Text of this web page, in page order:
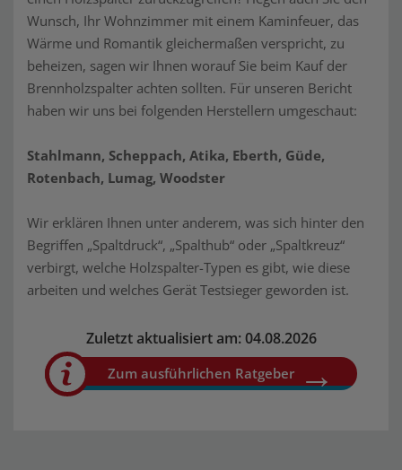
Wunsch, Ihr Wohnzimmer mit einem Kaminfeuer, das
Wärme und Romantik gleichermaßen verspricht, zu
beheizen, sagen wir Ihnen worauf Sie beim Kauf der
Brennholzspalter achten sollten. Für unseren Bericht
haben wir uns bei folgenden Herstellern umgeschaut:
Stahlmann, Scheppach, Atika, Eberth, Güde,
Rotenbach, Lumag, Woodster
Wir erklären Ihnen unter anderem, was sich hinter den
Begriffen „Spaltdruck“, „Spalthub“ oder „Spaltkreuz“
verbirgt, welche Holzspalter-Typen es gibt, wie diese
arbeiten und welches Gerät Testsieger geworden ist.
Zuletzt aktualisiert am: 04.08.2026
Zum ausführlichen Ratgeber